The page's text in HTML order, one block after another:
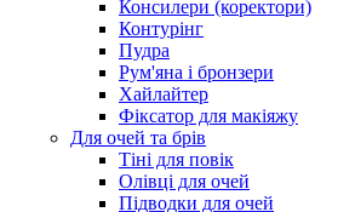
Консилери (коректори)
Контурінг
Пудра
Рум'яна і бронзери
Хайлайтер
Фіксатор для макіяжу
Для очей та брів
Тіні для повік
Олівці для очей
Підводки для очей